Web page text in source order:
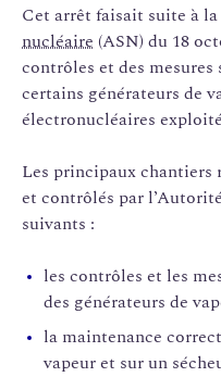
Cet arrêt faisait suite à
nucléaire (ASN) du 18
contrôles et des mesures
certains générateurs de
électronucléaires
Les principaux chantiers
et contrôlés par
suivants :
les contrôles et les
des générateurs de
la maintenance
vapeur et sur un